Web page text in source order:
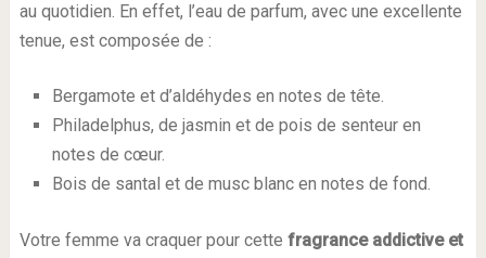
au quotidien. En effet, l’eau de parfum, avec une excellente
tenue, est composée de :
Bergamote et d’aldéhydes en notes de tête.
Philadelphus, de jasmin et de pois de senteur en
notes de cœur.
Bois de santal et de musc blanc en notes de fond.
Votre femme va craquer pour cette fragrance addictive et